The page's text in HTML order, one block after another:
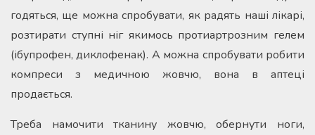
годяться, ще можна спробувати, як радять наші лікарі,
розтирати ступні ніг якимось протиартрозним гелем
(ібупрофен, диклофенак). А можна спробувати робити
компреси з медичною жовчю, вона в аптеці
продається.
Треба намочити тканину жовчю, обернути ноги,